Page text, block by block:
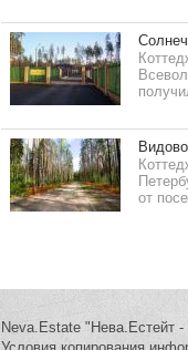
от
Neva.Estate "Нева.Естейт